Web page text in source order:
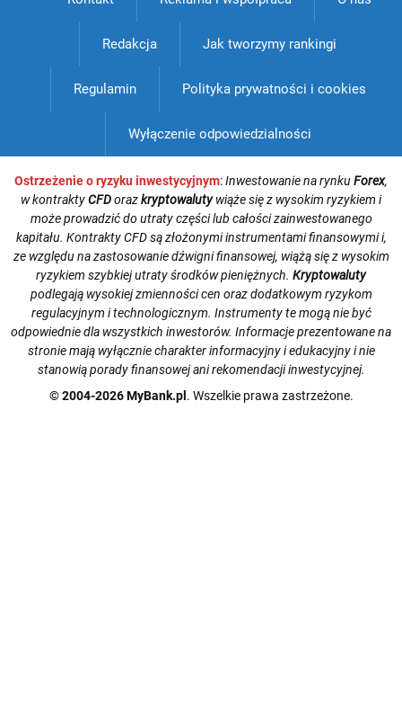
Redakcja Jak tworzymy rankingi
Regulamin Polityka prywatności i cookies
Wyłączenie odpowiedzialności
Ostrzeżenie o ryzyku inwestycyjnym:Inwestowanie na rynkuForex,
w kontraktyCFDorazkryptowalutywiąże się z wysokim ryzykiem i
może prowadzić do utraty części lub całości zainwestowanego
kapitału. Kontrakty CFD są złożonymi instrumentami finansowymi i,
ze względu na zastosowanie dźwigni finansowej, wiążą się z wysokim
ryzykiem szybkiej utraty środków pieniężnych. Kryptowaluty
podlegają wysokiej zmienności cen oraz dodatkowym ryzykom
regulacyjnym i technologicznym. Instrumenty te mogą nie być
odpowiednie dla wszystkich inwestorów. Informacje prezentowane na
stronie mają wyłącznie charakter informacyjny i edukacyjny i nie
stanowią porady finansowej ani rekomendacji inwestycyjnej.
© 2004-2026 MyBank.pl . Wszelkie prawa zastrzeżone.